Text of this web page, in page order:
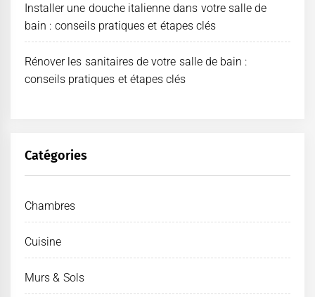
Installer une douche italienne dans votre salle de
bain : conseils pratiques et étapes clés
Rénover les sanitaires de votre salle de bain :
conseils pratiques et étapes clés
Catégories
Chambres
Cuisine
Murs & Sols